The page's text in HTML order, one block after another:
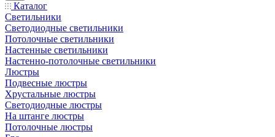
Каталог
Светильники
Светодиодные светильники
Потолочные светильники
Настенные светильники
Настенно-потолочные светильники
Люстры
Подвесные люстры
Хрустальные люстры
Светодиодные люстры
На штанге люстры
Потолочные люстры